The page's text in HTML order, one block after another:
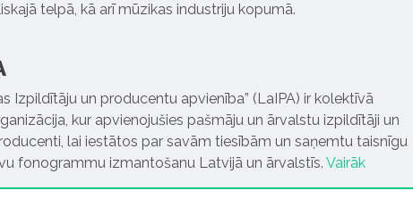
telpā, kā arī mūzikas industriju kopumā.
Izpildītāju un producentu apvienība” (LaIPA) ir kolektīvā
kur apvienojušies pašmāju un ārvalstu izpildītāji un
lai iestātos par savām tiesībām un saņemtu taisnīgu
fonogrammu izmantošanu Latvijā un ārvalstīs. Vairāk